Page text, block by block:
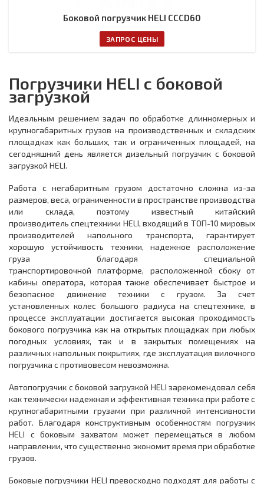
Боковой погрузчик HELI CCCD60
ЗАПРОС ЦЕНЫ
Погрузчики HELI с боковой
загрузкой
Идеальным решением задач по обработке длинномерных и
крупногабаритных грузов на производственных и складских
площадках как больших, так и ограниченных площадей, на
сегодняшний день является дизельный погрузчик с боковой
загрузкой HELI.
Работа с негабаритным грузом достаточно сложна из-за
размеров, веса, ограниченности в пространстве производства
или склада, поэтому известный китайский
производитель спецтехники HELI, входящий в ТОП-10 мировых
производителей напольного транспорта, гарантирует
хорошую устойчивость техники, надежное расположение
груза благодаря специальной
транспортировочной платформе, расположенной сбоку от
кабины оператора, которая также обеспечивает быстрое и
безопасное движение техники с грузом. За счет
установленных колес большого радиуса на спецтехнике, в
процессе эксплуатации достигается высокая проходимость
бокового погрузчика как на открытых площадках при любых
погодных условиях, так и в закрытых помещениях на
различных напольных покрытиях, где эксплуатация вилочного
погрузчика с противовесом невозможна.
Автопогрузчик с боковой загрузкой HELI зарекомендовал себя
как технически надежная и эффективная техника при работе с
крупногабаритными грузами при различной интенсивности
работ. Благодаря конструктивным особенностям погрузчик
HELI с боковым захватом может перемещаться в любом
направлении, что существенно экономит время при обработке
грузов.
Боковые погрузчики HELI превосходно подходят для работы с